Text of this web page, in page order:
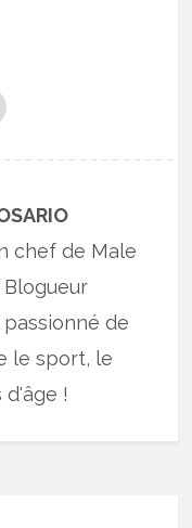
chef de Male
de
le sport, le
d'âge !